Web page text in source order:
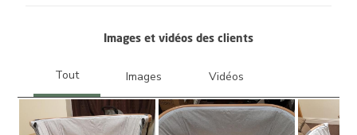
Images et vidéos des clients